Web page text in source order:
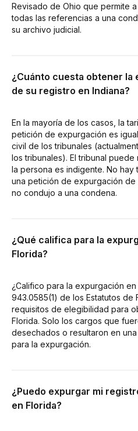
Revisado de Ohio que permite
todas las referencias a una
su archivo judicial.
¿Cuánto cuesta obtener la
de su registro en Indiana?
En la mayoría de los casos, la
petición de expurgación es
civil de los tribunales
los tribunales). El tribunal
la persona es indigente. No
una petición de expurgación
no condujo a una condena.
¿Qué califica para la
Florida?
¿Califico para la expurgación
943.0585(1) de los Estatutos de
requisitos de elegibilidad para
Florida. Solo los cargos que
desechados o resultaron en
para la expurgación.
¿Puedo expurgar mi
en Florida?